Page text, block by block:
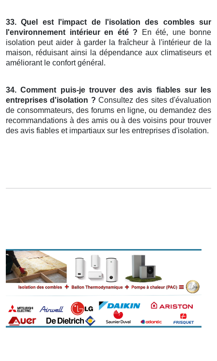
33. Quel est l'impact de l'isolation des combles sur
l'environnement intérieur en été ? En été, une bonne
isolation peut aider à garder la fraîcheur à l'intérieur de la
maison, réduisant ainsi la dépendance aux climatiseurs et
améliorant le confort général.
34. Comment puis-je trouver des avis fiables sur les
entreprises d'isolation ? Consultez des sites d'évaluation
de consommateurs, des forums en ligne, ou demandez des
recommandations à des amis ou à des voisins pour trouver
des avis fiables et impartiaux sur les entreprises d'isolation.